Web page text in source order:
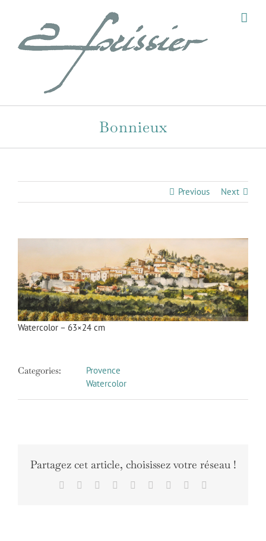
Bonnieux
Previous Next
Larger
Image
Watercolor – 63×24 cm
Categories:
Provence
Watercolor
Partagez cet article, choisissez votre réseau !
Facebook Reddit LinkedInWhatsApp
TumblrPinterest